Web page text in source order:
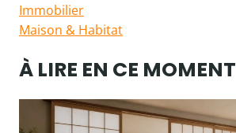
Immobilier
Maison & Habitat
À LIRE EN CE MOMENT